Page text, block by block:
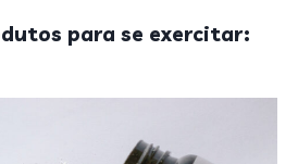
para se exercitar: